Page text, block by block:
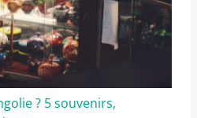
? 5 souvenirs,